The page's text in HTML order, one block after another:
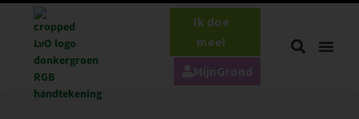
Ik doe
mee!